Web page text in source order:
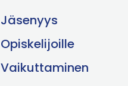
Jäsenyys
Opiskelijoille
Vaikuttaminen